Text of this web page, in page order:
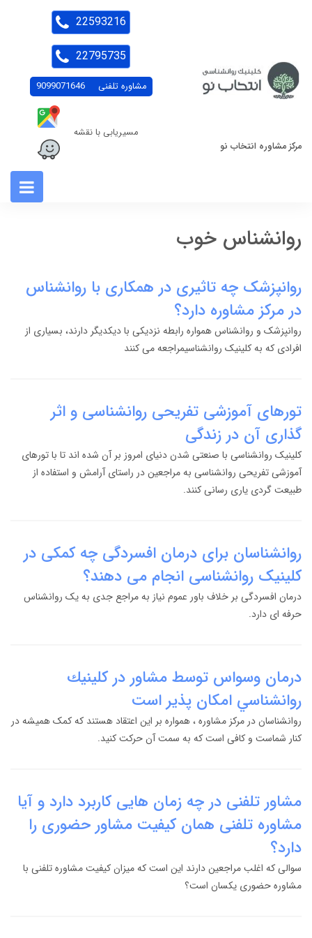
مرکز مشاوره انتخاب نو
مشاوره تلفنی 9099071646
مسیریابی با نقشه
22593216
22795735
روانشناس خوب
روانپزشک چه تاثیری در همکاری با روانشناس
در مرکز مشاوره دارد؟
روانپزشک و روانشناس همواره رابطه نزدیکی با دیکدیگر دارند، بسیاری از
افرادی که به کلینیک روانشناسیمراجعه می کنند
تورهای آموزشی تفریحی روانشناسی و اثر
گذاری آن در زندگی
کلینیک روانشناسی با صنعتی شدن دنیای امروز بر آن شده اند تا با تورهای
آموزشی تفریحی روانشناسی به مراجعین در راستای آرامش و استفاده از
طبیعت گردی یاری رسانی کنند.
روانشناسان برای درمان افسردگی چه کمکی در
کلینیک روانشناسی انجام می دهند؟
درمان افسردگی بر خلاف باور عموم نیاز به مراجع جدی به یک روانشناس
حرفه ای دارد.
درمان وسواس توسط مشاور در كلينيك
روانشناسي امكان پذير است
روانشناسان در مرکز مشاوره ، همواره بر این اعتقاد هستند که کمک همیشه در
کنار شماست و کافی است که به سمت آن حرکت کنید.
مشاور تلفنی در چه زمان هایی کاربرد دارد و آیا
مشاوره تلفنی همان کیفیت مشاور حضوری را
دارد؟
سوالی که اغلب مراجعین دارند این است که میزان کیفیت مشاوره تلفنی با
مشاوره حضوری یکسان است؟